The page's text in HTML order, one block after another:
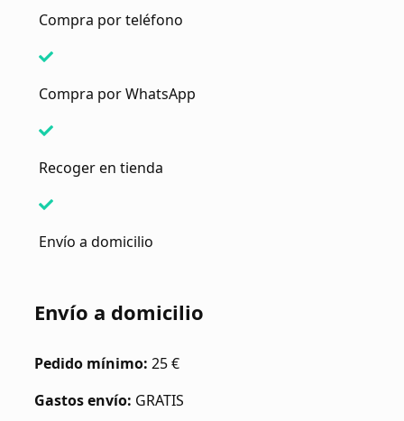
Compra por teléfono
Compra por WhatsApp
Recoger en tienda
Envío a domicilio
Envío a domicilio
Pedido mínimo: 25 €
Gastos envío: GRATIS